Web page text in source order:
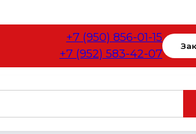
+7 (950) 856-01-15
+7 (952) 583-42-07